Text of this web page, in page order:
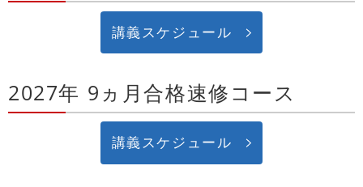
講義スケジュール
2027年 9ヵ月合格速修コース
講義スケジュール